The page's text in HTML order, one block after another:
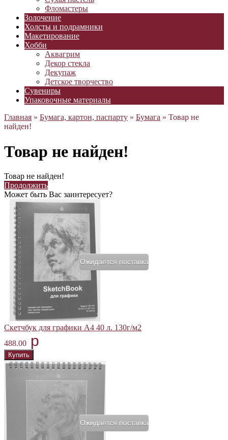
Фломастеры
Золочение
Холсты и подрамники
Макетирование
Хобби
Аквагрим
Декор стекла
Декупаж
Детское творчество
Сувениры
Упаковочные материалы
Главная » Бумага, картон, паспарту » Бумага » Товар не
найден!
Товар не найден!
Товар не найден!
Продолжить
Может быть Вас заинтересует?
Ожидается поставка
Скетчбук для графики А4 40 л. 130г/м2
488.00 p
Ожидается поставка